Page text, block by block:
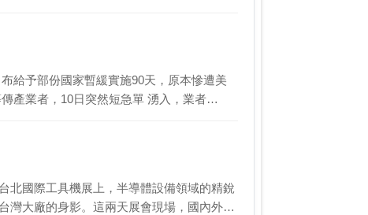
給予部份國家暫緩實施90天，原本慘遭美
產業者，10日突然短急單 湧入，業者…
北國際工具機展上，半導體設備領域的精銳
灣大廠的身影。這兩天展會現場，國內外半